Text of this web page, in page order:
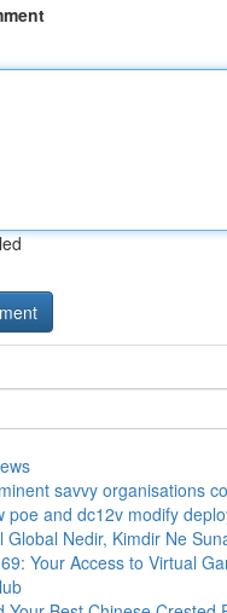
savvy organisations
poe and dc12v modify
Global Nedir, Kimdir Ne
Your Access to Virtual